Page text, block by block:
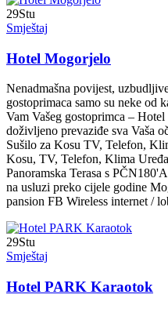
29Stu
Smještaj
Hotel Mogorjelo
Nenadmašna povijest,
gostoprimaca samo su neke
Vam Vašeg gostoprimca –
doživljeno prevaziđe sva Vaša
Sušilo za Kosu TV, Telefon,
Kosu, TV, Telefon, Klima
Panoramska Terasa s
na usluzi preko cijele godine
pansion FB Wireless internet /
29Stu
Smještaj
Hotel PARK Karaotok